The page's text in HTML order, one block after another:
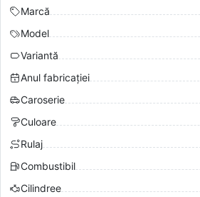
Marcă
Model
Variantă
Anul fabricației
Caroserie
Culoare
Rulaj
Combustibil
Cilindree